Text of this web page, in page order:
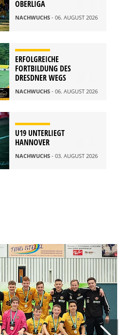
OBERLIGA
NACHWUCHS - 06. AUGUST 2026
ERFOLGREICHE
FORTBILDUNG DES
DRESDNER WEGS
NACHWUCHS - 06. AUGUST 2026
U19 UNTERLIEGT
HANNOVER
NACHWUCHS - 03. AUGUST 2026